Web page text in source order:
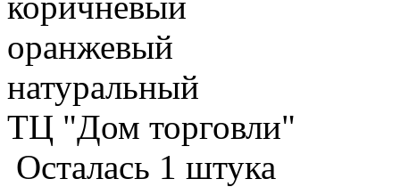
оранжевый
натуральный
ТЦ "Дом торговли"
Осталась 1 штука